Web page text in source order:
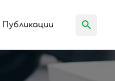
Публикации